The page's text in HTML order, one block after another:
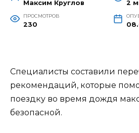
Максим Круглов 2
ПРОСМОТРОВ
230
Специалисты составили
рекомендаций, которые
поездку во время дождя
безопасной.